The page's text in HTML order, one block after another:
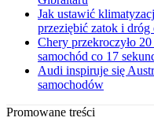
Jak ustawić
przeziębić zatok i dróg
Chery przekroczyło
samochód co 17
Audi inspiruje się
samochodów
Promowane treści